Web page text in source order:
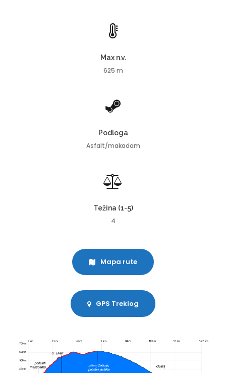
Max n.v.
625 m
Podloga
Asfalt/makadam
Težina (1-5)
4
Mapa rute
GPS Treklog